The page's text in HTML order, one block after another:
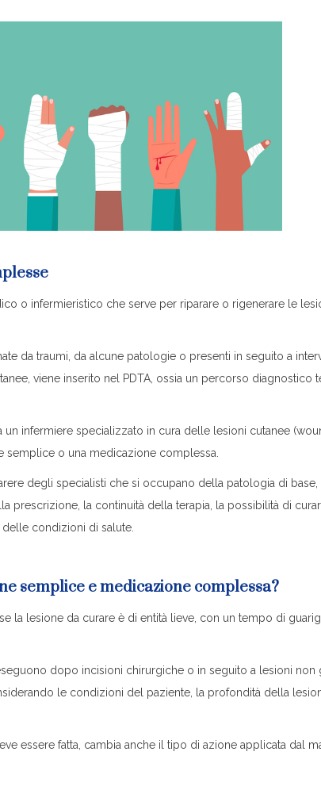
o infermieristico che serve per riparare o rigenerare le
da traumi, da alcune patologie o presenti in seguito a
viene inserito nel PDTA, ossia un percorso diagnostico
un infermiere specializzato in cura delle lesioni cutanee
semplice o una medicazione complessa.
degli specialisti che si occupano della patologia di base,
prescrizione, la continuità della terapia, la possibilità di
condizioni di salute.
semplice e medicazione complessa?
la lesione da curare è di entità lieve, con un tempo di
dopo incisioni chirurgiche o in seguito a lesioni non
le condizioni del paziente, la profondità della
essere fatta, cambia anche il tipo di azione applicata dal